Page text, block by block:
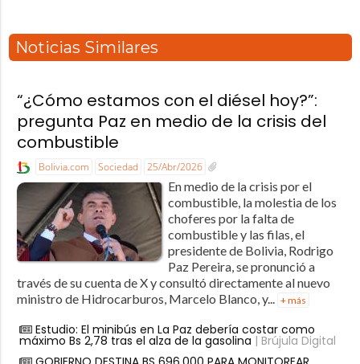
Noticias Similares
“¿Cómo estamos con el diésel hoy?”:
pregunta Paz en medio de la crisis del
combustible
Bolivia.com Sociedad 25/Abr/2026
En medio de la crisis por el
combustible, la molestia de los
choferes por la falta de
combustible y las filas, el
presidente de Bolivia, Rodrigo
Paz Pereira, se pronunció a
través de su cuenta de X y consultó directamente al nuevo
ministro de Hidrocarburos, Marcelo Blanco, y... + más
Estudio: El minibús en La Paz debería costar como
máximo Bs 2,78 tras el alza de la gasolina | Brújula Digital